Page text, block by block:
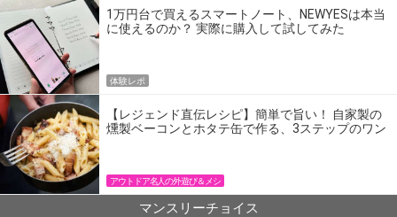
1万円台で買えるスマートノート、NEWYESは本当
に使えるのか？ 実際に購入して試してみた
体験レポ
【レジェンド直伝レシピ】簡単で旨い！ 自家製の
燻製ベーコンとホタテ缶で作る、3ステップのワン
アウトドア名人の外遊び＆メシ
マンスリーチョイス